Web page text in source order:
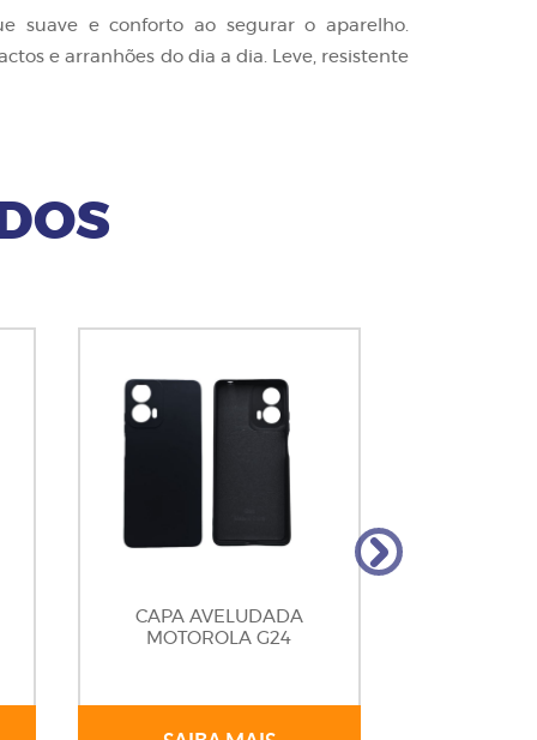
suave e conforto ao segurar o aparelho.
e arranhões do dia a dia. Leve, resistente
CAPA AVELUDADA
MOTOROLA G24